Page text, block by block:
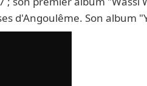
d'Angoulême. Son album